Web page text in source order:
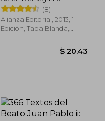
(8)
Alianza Editorial, 2013, 1
Edición, Tapa Blanda,